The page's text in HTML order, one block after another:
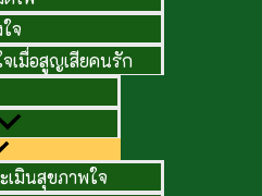
จ
เมื่อสูญเสียคนรัก
เมินสุขภาพใจ